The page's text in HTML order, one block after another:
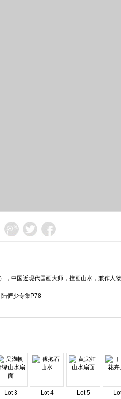
，中国近现代国画大师，擅画山水，兼作人
俨少专集P78
Lot 3 Lot 4 Lot 5